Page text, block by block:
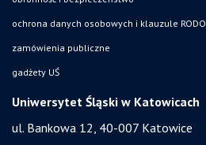
ochrona danych osobowych i klauzule RODO
zamówienia publiczne
gadżety UŚ
Uniwersytet Śląski w Katowicach
ul. Bankowa 12, 40-007 Katowice